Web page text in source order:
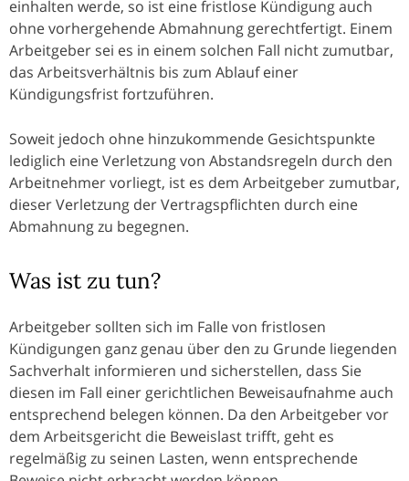
einhalten werde, so ist eine fristlose Kündigung auch
ohne vorhergehende Abmahnung gerechtfertigt. Einem
Arbeitgeber sei es in einem solchen Fall nicht zumutbar,
das Arbeitsverhältnis bis zum Ablauf einer
Kündigungsfrist fortzuführen.
Soweit jedoch ohne hinzukommende Gesichtspunkte
lediglich eine Verletzung von Abstandsregeln durch den
Arbeitnehmer vorliegt, ist es dem Arbeitgeber zumutbar,
dieser Verletzung der Vertragspflichten durch eine
Abmahnung zu begegnen.
Was ist zu tun?
Arbeitgeber sollten sich im Falle von fristlosen
Kündigungen ganz genau über den zu Grunde liegenden
Sachverhalt informieren und sicherstellen, dass Sie
diesen im Fall einer gerichtlichen Beweisaufnahme auch
entsprechend belegen können. Da den Arbeitgeber vor
dem Arbeitsgericht die Beweislast trifft, geht es
regelmäßig zu seinen Lasten, wenn entsprechende